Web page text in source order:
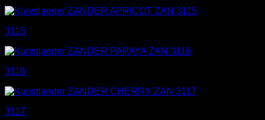
3115
3116
3117